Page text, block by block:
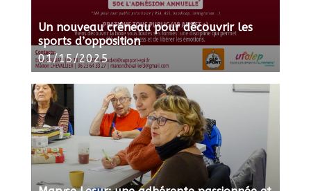
Un nouveau créneau pour découvrir les
sports d’opposition
01/15/2025